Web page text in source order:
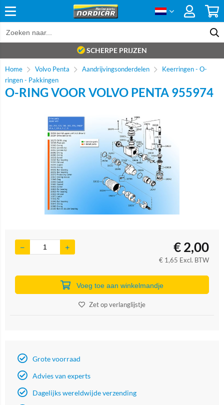
SCHERPE PRIJZEN
Home Volvo Penta Aandrijvingsonderdelen
Keerringen - O-
ringen - Pakkingen
O-RING VOOR VOLVO PENTA 955974
€2,00
€ 1,65 Excl. BTW
Voeg toe aan winkelmandje
Zet op verlanglijstje
Grote voorraad
Advies van experts
Dagelijks wereldwijde verzending